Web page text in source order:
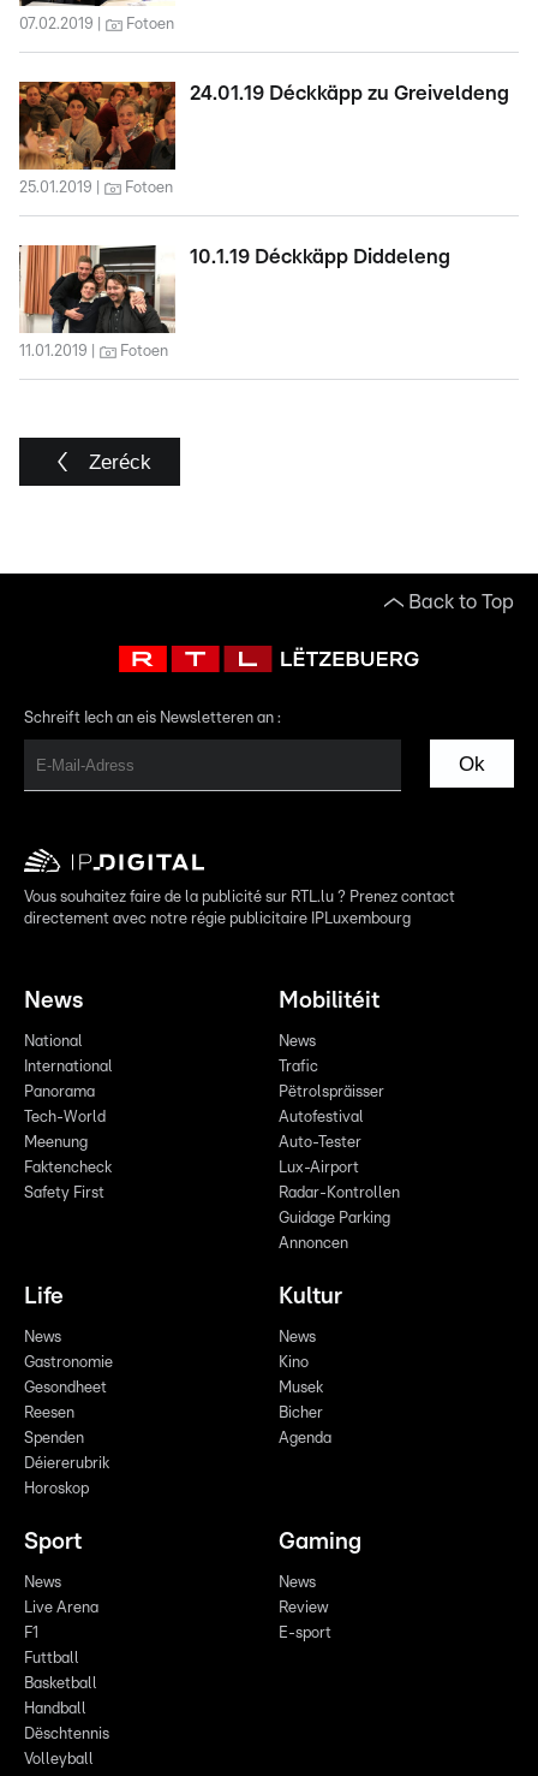
07.02.2019 Fotoen
24.01.19 Déckkäpp zu Greiveldeng
25.01.2019 Fotoen
10.1.19 Déckkäpp Diddeleng
11.01.2019 Fotoen
Zeréck
Back to Top
Schreift Iech an eis Newsletteren an :
Ok
Vous souhaitez faire de la publicité sur RTL.lu ? Prenez contact
directement avec notre régie publicitaire IPLuxembourg
News
National
International
Panorama
Tech-World
Meenung
Faktencheck
Safety First
Mobilitéit
News
Trafic
Pëtrolspräisser
Autofestival
Auto-Tester
Lux-Airport
Radar-Kontrollen
Guidage Parking
Annoncen
Life
News
Gastronomie
Gesondheet
Reesen
Spenden
Déiererubrik
Horoskop
Kultur
News
Kino
Musek
Bicher
Agenda
Sport
News
Live Arena
F1
Futtball
Basketball
Handball
Dëschtennis
Volleyball
Gaming
News
Review
E-sport